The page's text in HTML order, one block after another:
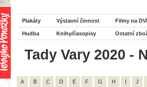
Plakáty Výstavní činnost Filmy na
Hudba Knihy/časopisy Ostatní
Tady Vary 2020 -
A B C D E F G H I J